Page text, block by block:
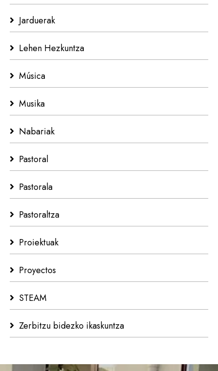
Jarduerak
Lehen Hezkuntza
Música
Musika
Nabariak
Pastoral
Pastorala
Pastoraltza
Proiektuak
Proyectos
STEAM
Zerbitzu bidezko ikaskuntza